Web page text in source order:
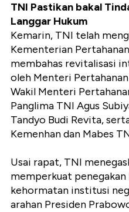
TNI Pastikan bakal
Langgar Hukum
Kemarin, TNI telah
Kementerian
membahas revitalisasi
oleh Menteri
Wakil Menteri
Panglima TNI Agus
Tandyo Budi Revita,
Kemenhan dan Mabes
Usai rapat, TNI
memperkuat
kehormatan institusi
arahan Presiden